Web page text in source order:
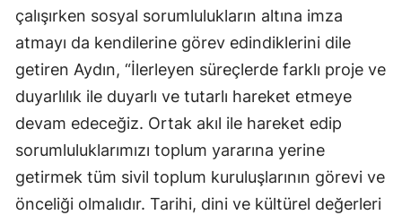
Kütahya
Manisa
Kahramanmaraş
Mardin
Muğla
çalışırken sosyal sorumlulukların altına imza
atmayı da kendilerine görev edindiklerini dile
getiren Aydın, “İlerleyen süreçlerde farklı proje ve
duyarlılık ile duyarlı ve tutarlı hareket etmeye
devam edeceğiz. Ortak akıl ile hareket edip
sorumluluklarımızı toplum yararına yerine
getirmek tüm sivil toplum kuruluşlarının görevi ve
önceliği olmalıdır. Tarihi, dini ve kültürel değerleri